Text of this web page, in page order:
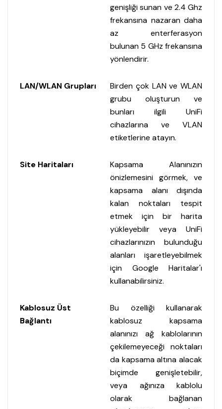
genişliği sunan ve 2.4 Ghz
frekansına nazaran daha
az enterferasyon
bulunan 5 GHz frekansına
yönlendirir.
LAN/WLAN Grupları
Birden çok LAN ve WLAN
grubu oluşturun ve
bunları ilgili UniFi
cihazlarına ve VLAN
etiketlerine atayın.
Site Haritaları
Kapsama Alanınızın
önizlemesini görmek, ve
kapsama alanı dışında
kalan noktaları tespit
etmek için bir harita
yükleyebilir veya UniFi
cihazlarınızın bulunduğu
alanları işaretleyebilmek
için Google Haritalar'ı
kullanabilirsiniz.
Kablosuz Üst
Bağlantı
Bu özelliği kullanarak
kablosuz kapsama
alanınızı ağ kablolarının
çekilemeyeceği noktaları
da kapsama altına alacak
biçimde genişletebilir,
veya ağınıza kablolu
olarak bağlanan